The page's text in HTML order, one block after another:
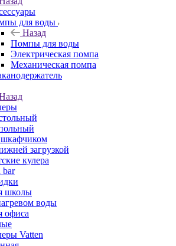
для воды
Назад
Помпы для воды
Электрическая помпа
Механическая помпа
загрузкой
кулера
bar
школы
воды
офиса
Vatten